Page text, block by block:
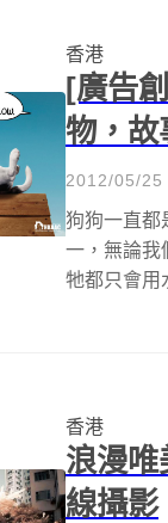
香港
[廣告
物，故
2012/05/25
狗狗一直都
一，無論我
牠都只會用
因為某種犬
購買
香港
浪漫唯
線攝影